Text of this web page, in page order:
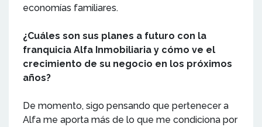
economías familiares.
¿Cuáles son sus planes a futuro con la
franquicia Alfa Inmobiliaria y cómo ve el
crecimiento de su negocio en los próximos
años?
De momento, sigo pensando que pertenecer a
Alfa me aporta más de lo que me condiciona por